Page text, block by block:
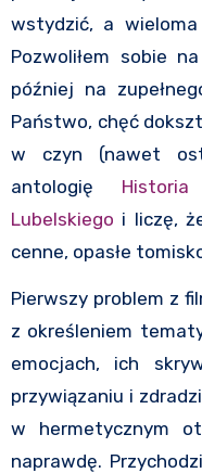
wstydzić, a
Pozwoliłem sobie
później na
Państwo, chęć
w czyn (nawet
antologię
Lubelskiego i liczę,
cenne, opasłe
Pierwszy problem z
z określeniem
emocjach, ich
przywiązaniu i
w hermetycznym
naprawdę.